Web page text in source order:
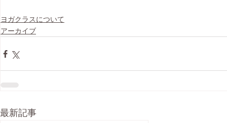
ヨガクラスについて
アーカイブ
最新記事